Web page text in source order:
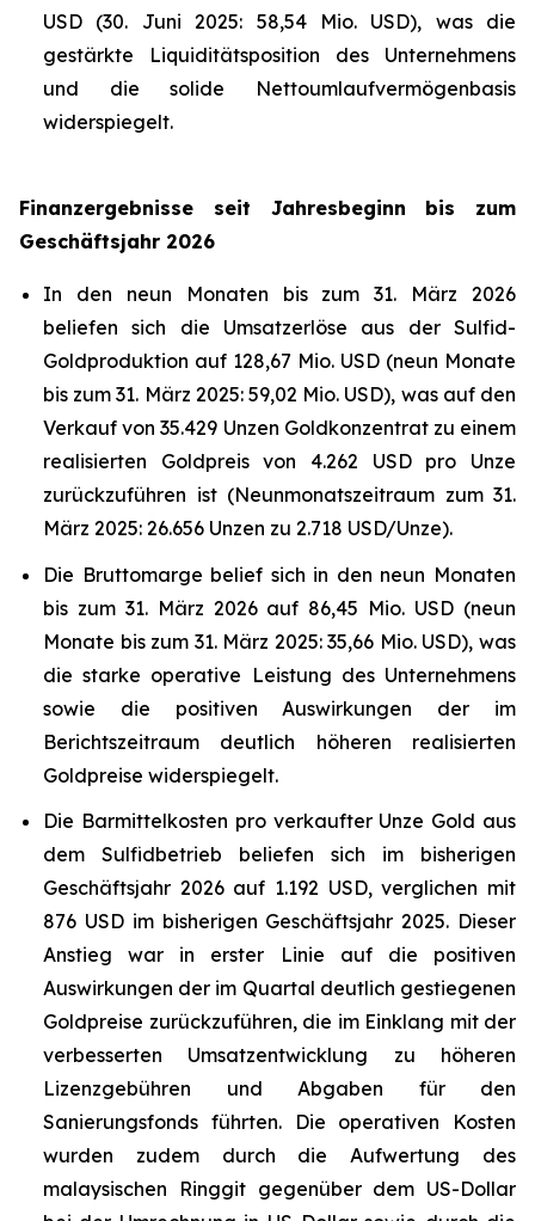
USD (30. Juni 2025: 58,54 Mio. USD), was die
gestärkte Liquiditätsposition des Unternehmens
und die solide Nettoumlaufvermögenbasis
widerspiegelt.
Finanzergebnisse seit Jahresbeginn bis zum
Geschäftsjahr 2026
In den neun Monaten bis zum 31. März 2026
beliefen sich die Umsatzerlöse aus der Sulfid-
Goldproduktion auf 128,67 Mio. USD (neun Monate
bis zum 31. März 2025: 59,02 Mio. USD), was auf den
Verkauf von 35.429 Unzen Goldkonzentrat zu einem
realisierten Goldpreis von 4.262 USD pro Unze
zurückzuführen ist (Neunmonatszeitraum zum 31.
März 2025: 26.656 Unzen zu 2.718 USD/Unze).
Die Bruttomarge belief sich in den neun Monaten
bis zum 31. März 2026 auf 86,45 Mio. USD (neun
Monate bis zum 31. März 2025: 35,66 Mio. USD), was
die starke operative Leistung des Unternehmens
sowie die positiven Auswirkungen der im
Berichtszeitraum deutlich höheren realisierten
Goldpreise widerspiegelt.
Die Barmittelkosten pro verkaufter Unze Gold aus
dem Sulfidbetrieb beliefen sich im bisherigen
Geschäftsjahr 2026 auf 1.192 USD, verglichen mit
876 USD im bisherigen Geschäftsjahr 2025. Dieser
Anstieg war in erster Linie auf die positiven
Auswirkungen der im Quartal deutlich gestiegenen
Goldpreise zurückzuführen, die im Einklang mit der
verbesserten Umsatzentwicklung zu höheren
Lizenzgebühren und Abgaben für den
Sanierungsfonds führten. Die operativen Kosten
wurden zudem durch die Aufwertung des
malaysischen Ringgit gegenüber dem US-Dollar